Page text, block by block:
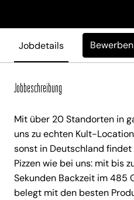
Jobdetails Bewerben
Jobbeschreibung
Mit über 20 Standorten in
uns zu echten Kult-
sonst in Deutschland
Pizzen wie bei uns: mit bis
Sekunden Backzeit im 485
belegt mit den besten